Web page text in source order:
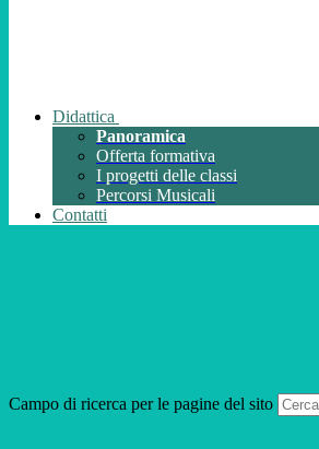
Didattica
Panoramica
Offerta formativa
I progetti delle classi
Percorsi Musicali
Contatti
Campo di ricerca per le pagine del sito